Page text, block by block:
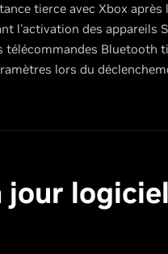
tierce avec Xbox après
l'activation des appareils
télécommandes Bluetooth
lors du
jour